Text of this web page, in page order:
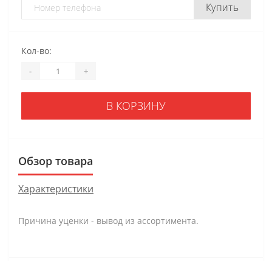
Купить
Кол-во:
- +
В КОРЗИНУ
Обзор товара
Характеристики
Причина уценки - вывод из ассортимента.